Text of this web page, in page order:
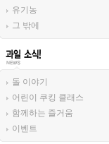
유기농
그 밖에
과일 소식!
돌 이야기
어린이 쿠킹 클래스
함께하는 즐거움
이벤트